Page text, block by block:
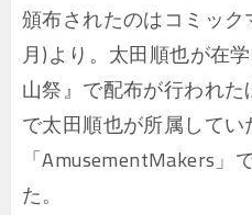
頒布されたのはコミッ
月)より。太田順也が在
山祭』で配布が行われ
で太田順也が所属して
「AmusementMakers」
た。